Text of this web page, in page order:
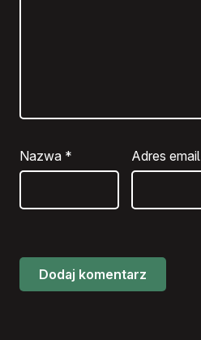
Nazwa * Adres email